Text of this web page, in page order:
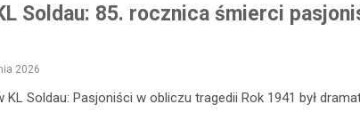
Soldau: 85. rocznica śmierci
2026
Soldau: Pasjoniści w obliczu tragedii Rok 1941 był